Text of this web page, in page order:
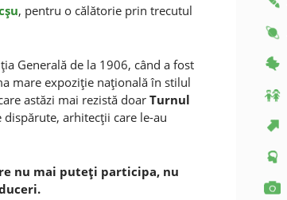
, pentru o călătorie prin trecutul
Generală de la 1906, când a fost
mare expoziţie naţională în stilul
astăzi mai rezistă doar Turnul
dispărute, arhitecţii care le-au
nu mai puteţi participa, nu